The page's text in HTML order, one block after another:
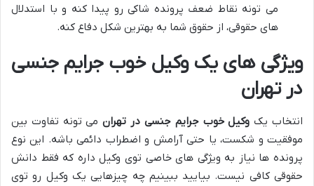
می تونه نقاط ضعف پرونده شاکی رو پیدا کنه و با استدلال
های حقوقی، از حقوق شما به بهترین شکل دفاع کنه.
ویژگی های یک وکیل خوب جرایم جنسی
در تهران
انتخاب یک وکیل خوب جرایم جنسی در تهرانمی تونه تفاوت بین
موفقیت و شکست، یا حتی آرامش و اضطراب دائمی باشه. این نوع
پرونده ها نیاز به ویژگی های خاصی توی وکیل داره که فقط دانش
حقوقی کافی نیست. بیایید ببینیم چه چیزهایی یک وکیل رو توی